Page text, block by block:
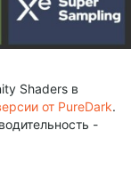
Shaders в
от PureDark.
-